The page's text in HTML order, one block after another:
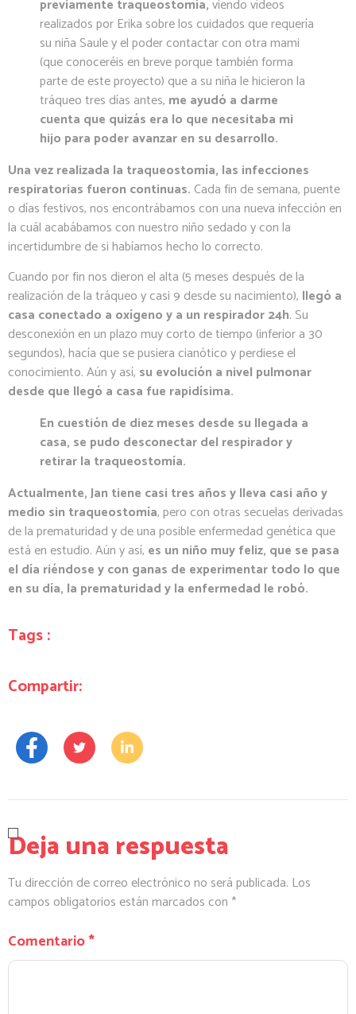
previamente traqueostomía,viendo vídeos
realizados por Erika sobre los cuidados que requería
su niña Saule y el poder contactar con otra mami
(que conoceréis en breve porque también forma
parte de este proyecto) que a su niña le hicieron la
tráqueo tres días antes, me ayudó a darme
cuenta que quizás era lo que necesitaba mi
hijo para poder avanzar en su desarrollo.
Una vez realizada la traqueostomía, las infecciones
respiratorias fueron continuas. Cada fin de semana, puente
o días festivos, nos encontrábamos con una nueva infección en
la cuál acabábamos con nuestro niño sedado y con la
incertidumbre de si habíamos hecho lo correcto.
Cuando por fin nos dieron el alta (5 meses después de la
realización de la tráqueo y casi 9 desde su nacimiento), llegó a
casa conectado a oxígeno y a un respirador 24h. Su
desconexión en un plazo muy corto de tiempo (inferior a 30
segundos), hacía que se pusiera cianótico y perdiese el
conocimiento. Aún y así, su evolución a nivel pulmonar
desde que llegó a casa fue rapidísima.
En cuestión de diez meses desde su llegada a
casa, se pudo desconectar del respirador y
retirar la traqueostomía.
Actualmente, Jan tiene casi tres años y lleva casi año y
medio sin traqueostomía, pero con otras secuelas derivadas
de la prematuridad y de una posible enfermedad genética que
está en estudio. Aún y así, es un niño muy feliz, que se pasa
el día riéndose y con ganas de experimentar todo lo que
en su día, la prematuridad y la enfermedad le robó.
Tags :
Compartir:
Deja una respuesta
Tu dirección de correo electrónico no será publicada. Los
campos obligatorios están marcados con *
Comentario*